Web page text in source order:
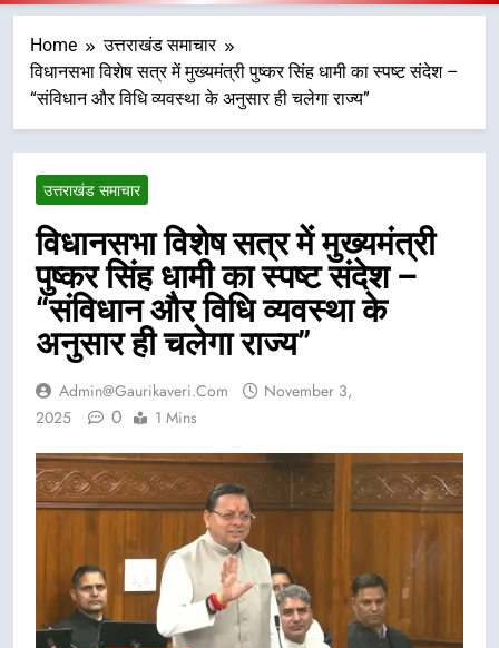
Home
उत्तराखंड समाचार
विधानसभा विशेष सत्र में मुख्यमंत्री पुष्कर सिंह धामी का स्पष्ट संदेश –
“संविधान और विधि व्यवस्था के अनुसार ही चलेगा राज्य”
उत्तराखंड समाचार
विधानसभा विशेष सत्र में मुख्यमंत्री
पुष्कर सिंह धामी का स्पष्ट संदेश –
“संविधान और विधि व्यवस्था के
अनुसार ही चलेगा राज्य”
Admin@gaurikaveri.com
November 3,
2025
0 1 Mins